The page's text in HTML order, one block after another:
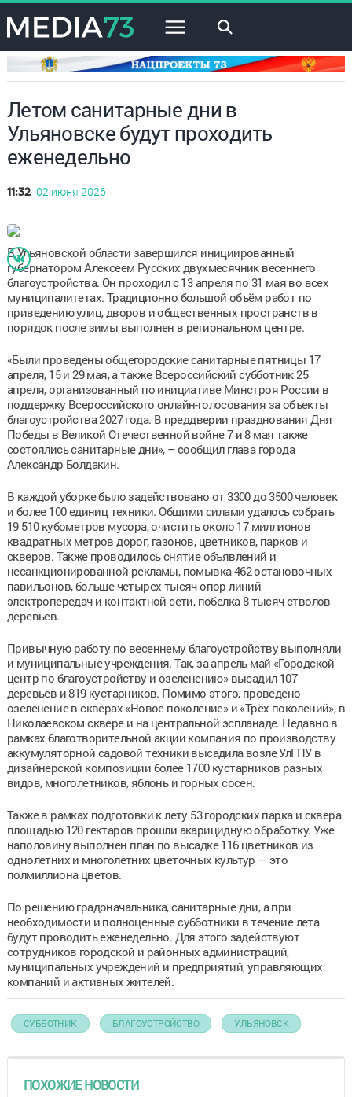
×
Летом санитарные дни в
Ульяновске будут проходить
еженедельно
11:32 02 июня 2026
В Ульяновской области завершился инициированный
губернатором Алексеем Русских двухмесячник весеннего
благоустройства. Он проходил с 13 апреля по 31 мая во всех
муниципалитетах. Традиционно большой объём работ по
приведению улиц, дворов и общественных пространств в
порядок после зимы выполнен в региональном центре.
«Были проведены общегородские санитарные пятницы 17
апреля, 15 и 29 мая, а также Всероссийский субботник 25
апреля, организованный по инициативе Минстроя России в
поддержку Всероссийского онлайн-голосования за объекты
благоустройства 2027 года. В преддверии празднования Дня
Победы в Великой Отечественной войне 7 и 8 мая также
состоялись санитарные дни», – сообщил глава города
Александр Болдакин.
В каждой уборке было задействовано от 3300 до 3500 человек
и более 100 единиц техники. Общими силами удалось собрать
19 510 кубометров мусора, очистить около 17 миллионов
квадратных метров дорог, газонов, цветников, парков и
скверов. Также проводилось снятие объявлений и
несанкционированной рекламы, помывка 462 остановочных
павильонов, больше четырех тысяч опор линий
электропередач и контактной сети, побелка 8 тысяч стволов
деревьев.
Привычную работу по весеннему благоустройству выполняли
и муниципальные учреждения. Так, за апрель-май «Городской
центр по благоустройству и озеленению» высадил 107
деревьев и 819 кустарников. Помимо этого, проведено
озеленение в скверах «Новое поколение» и «Трёх поколений», в
Николаевском сквере и на центральной эспланаде. Недавно в
рамках благотворительной акции компания по производству
аккумуляторной садовой техники высадила возле УлГПУ в
дизайнерской композиции более 1700 кустарников разных
видов, многолетников, яблонь и горных сосен.
Также в рамках подготовки к лету 53 городских парка и сквера
площадью 120 гектаров прошли акарицидную обработку. Уже
наполовину выполнен план по высадке 116 цветников из
однолетних и многолетних цветочных культур — это
полмиллиона цветов.
По решению градоначальника, санитарные дни, а при
необходимости и полноценные субботники в течение лета
будут проводить еженедельно. Для этого задействуют
сотрудников городской и районных администраций,
муниципальных учреждений и предприятий, управляющих
компаний и активных жителей.
СУББОТНИК БЛАГОУСТРОЙСТВО УЛЬЯНОВСК
ПОХОЖИЕ НОВОСТИ